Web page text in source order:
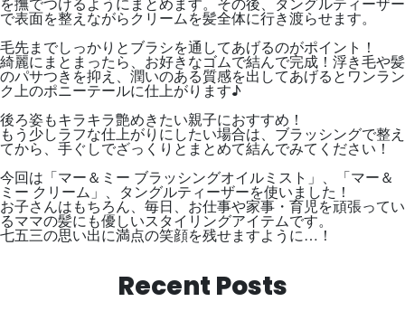
内の当選者数とは異なる場合がございます。
当選者としての権利を第三者に譲渡することはできません。また、賞品の
当選者の都合による賞品の交換、返品はできません。
賞品の発送方法、配送業者の指定はできません。
配送中の事故等、やむを得ない事情によって賞品の破損等が発生した場
合、同じ賞品を代替品としてご用意できない場合がございます。あらかじ
めご了承ください。
賞品は、やむを得ない事情により内容を変更させていただく場合がござい
ます。あらかじめご了承ください。
応募状況、当選確認およびその他抽選に関するお問い合わせにはお応えし
かねます。
尚、以下の場合、当選を無効とさせていただきますので、ご注意くださ
マー＆ミー公式Instagramアカウントフォローが解除され、DMが送付でき
ない場合。
DMの受信拒否設定により、当選をお知らせできない場合。
応募時のアカウントと登録のアカウントが異なる場合。（ご応募後、アカ
ウントを変更された場合は、応募時のアカウントにてご登録ください。）
当選DMを受信後、当社所定の期間内に、賞品の授受・発送に必要な情報の
登録が完了されなかった場合。
DMで送付する当選者通知の発送先等の登録フォームを他の人に共有した場
で表面を整えながらクリームを髪全体に行き渡らせます。
毛先までしっかりとブラシを通してあげるのがポイント！
綺麗にまとまったら、お好きなゴムで結んで完成！浮き毛や髪
のパサつきを抑え、潤いのある質感を出してあげるとワンラン
ク上のポニーテールに仕上がります♪
後ろ姿もキラキラ艶めきたい親子におすすめ！
もう少しラフな仕上がりにしたい場合は、ブラッシングで整え
てから、手ぐしでざっくりとまとめて結んでみてください！
今回は「マー＆ミー ブラッシングオイルミスト」、「マー＆
ミー クリーム」、タングルティーザーを使いました！
お子さんはもちろん、毎日、お仕事や家事・育児を頑張ってい
るママの髪にも優しいスタイリングアイテムです。
七五三の思い出に満点の笑顔を残せますように…！
Recent Posts